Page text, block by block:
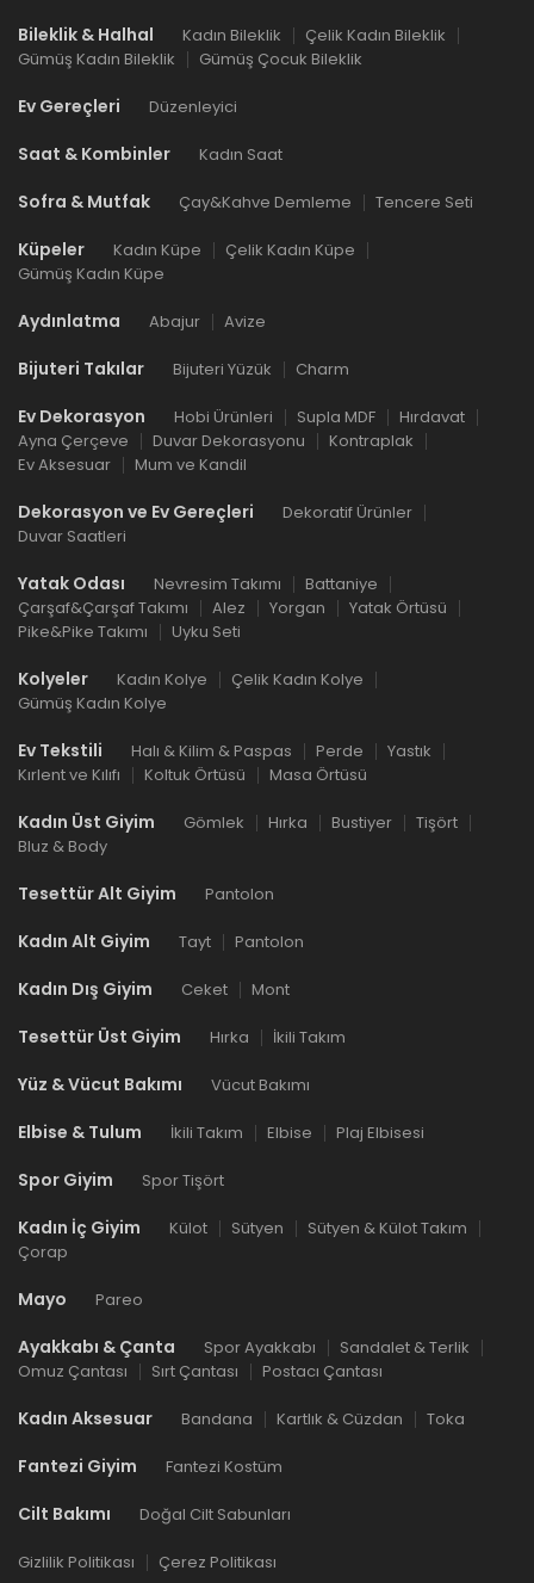
Bileklik & Halhal Kadın Bileklik
Çelik Kadın Bileklik
Gümüş Kadın Bileklik
Gümüş Çocuk Bileklik
Ev Gereçleri Düzenleyici
Saat & Kombinler Kadın Saat
Sofra & Mutfak Çay&Kahve Demleme Tencere Seti
Küpeler Kadın Küpe
Çelik Kadın Küpe
Gümüş Kadın Küpe
Aydınlatma Abajur Avize
Bijuteri Takılar Bijuteri Yüzük Charm
Ev Dekorasyon Hobi Ürünleri Supla MDF
Hırdavat
Ayna Çerçeve
Duvar Dekorasyonu
Kontraplak
Ev Aksesuar
Mum ve Kandil
Dekorasyon ve Ev Gereçleri
Dekoratif Ürünler
Duvar Saatleri
Yatak Odası Nevresim Takımı
Battaniye
Çarşaf&Çarşaf Takımı
Alez Yorgan
Yatak Örtüsü
Pike&Pike Takımı
Uyku Seti
Kolyeler Kadın Kolye
Çelik Kadın Kolye
Gümüş Kadın Kolye
Ev Tekstili Halı & Kilim & Paspas Perde
Yastık
Kırlent ve Kılıfı
Koltuk Örtüsü Masa Örtüsü
Kadın Üst Giyim Gömlek Hırka Bustiyer
Tişört
Bluz & Body
Tesettür Alt Giyim Pantolon
Kadın Alt Giyim Tayt Pantolon
Kadın Dış Giyim Ceket Mont
Tesettür Üst Giyim Hırka İkili Takım
Yüz & Vücut Bakımı Vücut Bakımı
Elbise & Tulum İkili Takım Elbise Plaj Elbisesi
Spor Giyim Spor Tişört
Kadın İç Giyim Külot Sütyen
Sütyen & Külot Takım
Çorap
Mayo Pareo
Ayakkabı & Çanta Spor Ayakkabı
Sandalet & Terlik
Omuz Çantası
Sırt Çantası Postacı Çantası
Kadın Aksesuar Bandana Kartlık & Cüzdan Toka
Fantezi Giyim Fantezi Kostüm
Cilt Bakımı Doğal Cilt Sabunları
Gizlilik Politikası Çerez Politikası